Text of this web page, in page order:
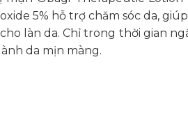
5% hỗ trợ chăm sóc da,
làn da. Chỉ trong thời gian
da mịn màng.